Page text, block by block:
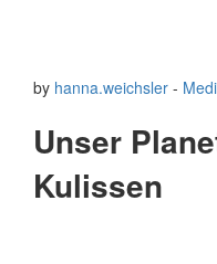
by hanna.weichsler -
Unser
Kulissen